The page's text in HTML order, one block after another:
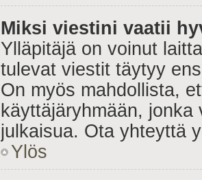
Miksi viestini vaatii
Ylläpitäjä on voinut
tulevat viestit täytyy
On myös mahdollista,
käyttäjäryhmään,
julkaisua. Ota yhteyttä
Ylös